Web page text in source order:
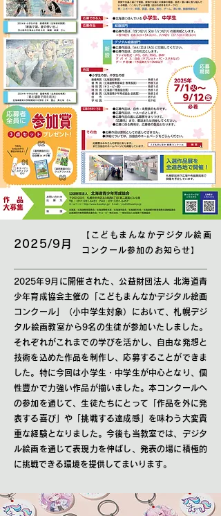
2025/9月
【こどもまんなかデジタル絵画
コンクール参加のお知らせ】
2025年9月に開催された、公益財団法人 北海道青
少年育成協会主催の「こどもまんなかデジタル絵画
コンクール」（小中学生対象）において、札幌デジ
タル絵画教室から9名の生徒が参加いたしました。
それぞれがこれまでの学びを活かし、自由な発想と
技術を込めた作品を制作し、応募することができま
した。特に今回は小学生・中学生が中心となり、個
性豊かで力強い作品が揃いました。本コンクールへ
の参加を通じて、生徒たちにとって「作品を外に発
表する喜び」や「挑戦する達成感」を味わう大変貴
重な経験となりました。今後も当教室では、デジタ
ル絵画を通じて表現力を伸ばし、発表の場に積極的
に挑戦できる環境を提供してまいります。